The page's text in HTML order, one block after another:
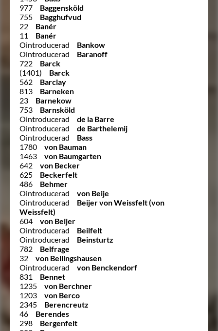
977
Baggensköld
755
Bagghufvud
22
Banér
11
Banér
Ointroducerad
Bankow
Ointroducerad
Baranoff
722
Barck
(1401)
Barck
562
Barclay
813
Barneken
23
Barnekow
753
Barnsköld
Ointroducerad
de la Barre
Ointroducerad
de Barthelemij
Ointroducerad
Bass
1780
von Bauman
1463
von Baumgarten
642
von Becker
625
Beckerfelt
486
Behmer
Ointroducerad
von Beije
Ointroducerad
Beijer von Weissfelt (von
Weissfelt)
604
von Beijer
Ointroducerad
Beilfelt
Ointroducerad
Beinsturtz
782
Belfrage
32
von Bellingshausen
Ointroducerad
von Benckendorf
831
Bennet
1235
von Berchner
1203
von Berco
2345
Berencreutz
46
Berendes
298
Bergenfelt